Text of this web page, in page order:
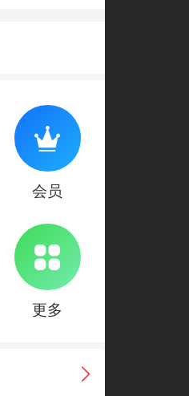
会员
更多